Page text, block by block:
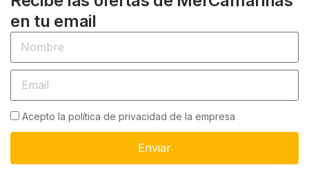
en tu email
Acepto la política de privacidad de la empresa
Enviar